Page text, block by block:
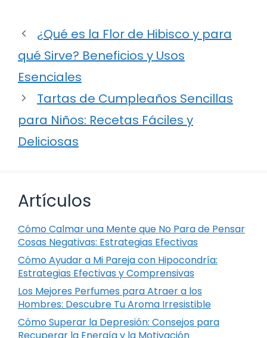
¿Qué es la Flor de Hibisco y para
qué Sirve? Beneficios y Usos
Esenciales
Tartas de Cumpleaños Sencillas
para Niños: Recetas Fáciles y
Deliciosas
Artículos
Cómo Calmar una Mente que No Para de Pensar
Cosas Negativas: Estrategias Efectivas
Cómo Ayudar a Mi Pareja con Hipocondría:
Estrategias Efectivas y Comprensivas
Los Mejores Perfumes para Atraer a los
Hombres: Descubre Tu Aroma Irresistible
Cómo Superar la Depresión: Consejos para
Recuperar la Energía y la Motivación